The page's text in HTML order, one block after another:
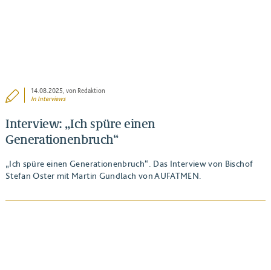
14.08.2025, von Redaktion
In Interviews
Interview: „Ich spüre einen
Generationenbruch“
„Ich spüre einen Generationenbruch“. Das Interview von Bischof
Stefan Oster mit Martin Gundlach von AUFATMEN.